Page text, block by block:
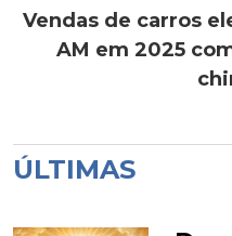
Vendas de carros
AM em 2025
ÚLTIMAS